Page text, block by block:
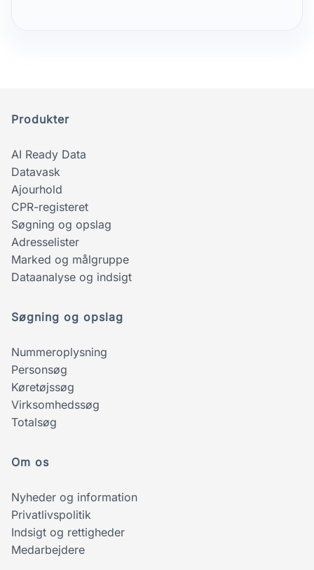
Produkter
AI Ready Data
Datavask
Ajourhold
CPR-registeret
Søgning og opslag
Adresselister
Marked og målgruppe
Dataanalyse og indsigt
Søgning og opslag
Nummeroplysning
Personsøg
Køretøjssøg
Virksomhedssøg
Totalsøg
Om os
Nyheder og information
Privatlivspolitik
Indsigt og rettigheder
Medarbejdere